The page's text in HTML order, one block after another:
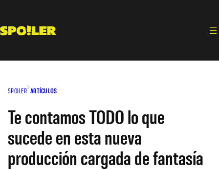
contenido
SPOILER ARTÍCULOS
Te contamos TODO lo que
sucede en esta nueva
producción cargada de fantasía